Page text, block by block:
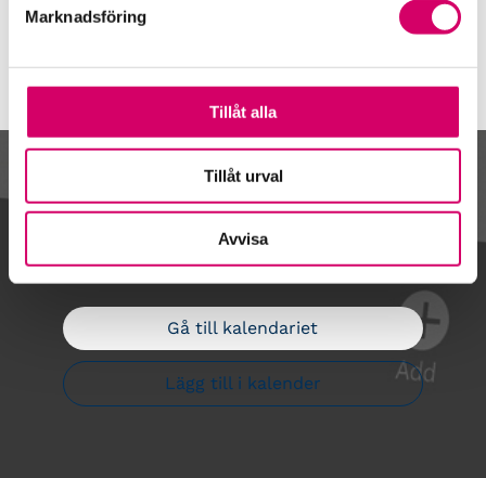
Marknadsföring
Tillåt alla
Tillåt urval
Avvisa
Gå till kalendariet
Lägg till i kalender